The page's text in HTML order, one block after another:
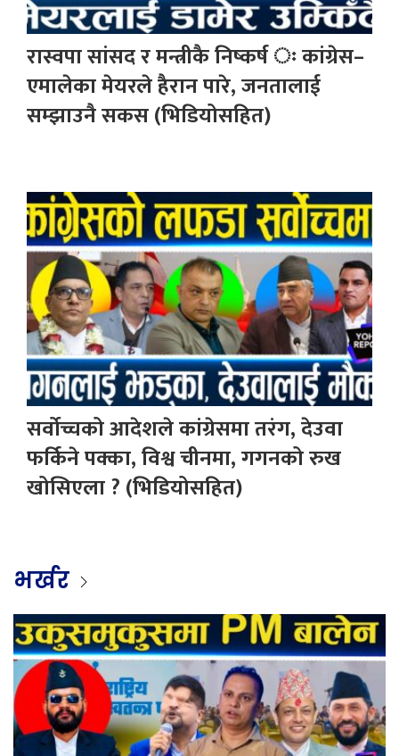
रास्वपा सांसद र मन्त्रीकै निष्कर्ष ः कांग्रेस–
एमालेका मेयरले हैरान पारे, जनतालाई
सम्झाउनै सकस (भिडियोसहित)
सर्वोच्चको आदेशले कांग्रेसमा तरंग, देउवा
फर्किने पक्का, विश्व चीनमा, गगनको रुख
खोसिएला ? (भिडियोसहित)
भर्खर